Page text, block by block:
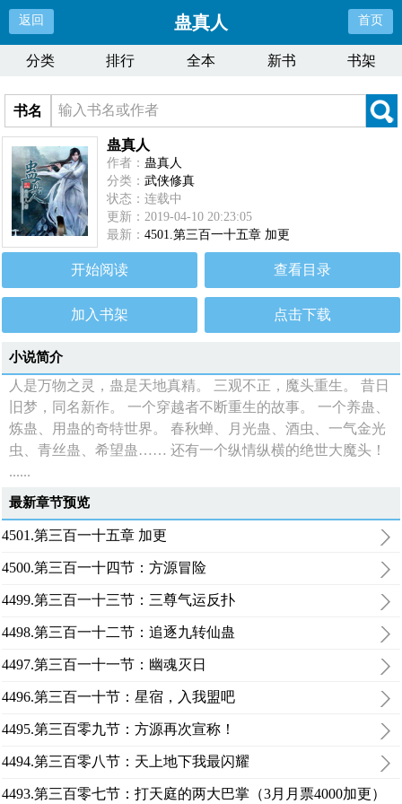
返回 蛊真人 首页
分类 排行 全本 新书 书架
书名
蛊真人
作者： 蛊真人
分类：武侠修真
状态：连载中
更新：2019-04-10 20:23:05
最新：4501.第三百一十五章 加更
开始阅读 查看目录
加入书架 点击下载
小说简介
人是万物之灵，蛊是天地真精。 三观不正，魔头重生。 昔日
旧梦，同名新作。 一个穿越者不断重生的故事。 一个养蛊、
炼蛊、用蛊的奇特世界。 春秋蝉、月光蛊、酒虫、一气金光
虫、青丝蛊、希望蛊…… 还有一个纵情纵横的绝世大魔头！
......
最新章节预览
4501.第三百一十五章 加更
4500.第三百一十四节：方源冒险
4499.第三百一十三节：三尊气运反扑
4498.第三百一十二节：追逐九转仙蛊
4497.第三百一十一节：幽魂灭日
4496.第三百一十节：星宿，入我盟吧
4495.第三百零九节：方源再次宣称！
4494.第三百零八节：天上地下我最闪耀
4493.第三百零七节：打天庭的两大巴掌（3月月票4000加更）